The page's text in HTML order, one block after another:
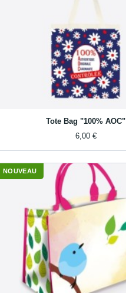
Tote Bag "100% AOC"
6,00 €
NOUVEAU